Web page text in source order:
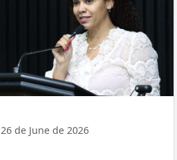
26 de June de 2026